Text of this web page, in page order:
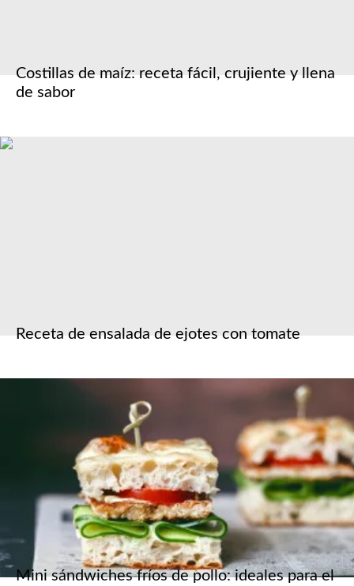
Costillas de maíz: receta fácil, crujiente y llena
de sabor
Receta de ensalada de ejotes con tomate
Mini sándwiches fríos de pollo: ideales para el